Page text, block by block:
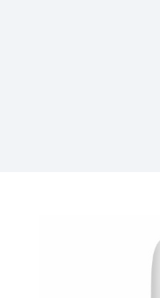
主要功能：【手机蓝牙互
油量和电池电量，便捷管